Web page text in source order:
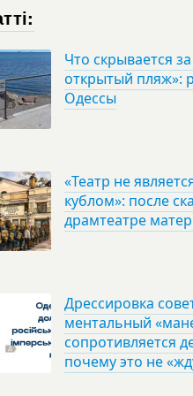
Что скрывается
открытый пляж»:
Одессы
«Театр не
кублом»: после
драмтеатре
Дрессировка
ментальный
сопротивляется
почему это не